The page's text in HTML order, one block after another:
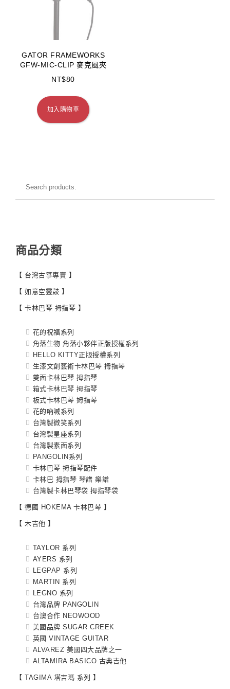
GATOR FRAMEWORKS
GFW-MIC-CLIP 麥克風夾
NT$80
加入購物車
商品分類
【 台灣古箏專賣 】
【 如意空靈鼓 】
【 卡林巴琴 拇指琴 】
花的祝福系列
角落生物 角落小夥伴正版授權系列
HELLO KITTY正版授權系列
生漆文創藝術卡林巴琴 拇指琴
雙面卡林巴琴 拇指琴
箱式卡林巴琴 拇指琴
板式卡林巴琴 姆指琴
花的吶喊系列
台灣製微笑系列
台灣製星座系列
台灣製素面系列
PANGOLIN系列
卡林巴琴 拇指琴配件
卡林巴 拇指琴 琴譜 樂譜
台灣製卡林巴琴袋 拇指琴袋
【 德國 HOKEMA 卡林巴琴 】
【 木吉他 】
TAYLOR 系列
AYERS 系列
LEGPAP 系列
MARTIN 系列
LEGNO 系列
台灣品牌 PANGOLIN
台澳合作 NEOWOOD
美國品牌 SUGAR CREEK
英國 VINTAGE GUITAR
ALVAREZ 美國四大品牌之一
ALTAMIRA BASICO 古典吉他
【 TAGIMA 塔吉瑪 系列 】